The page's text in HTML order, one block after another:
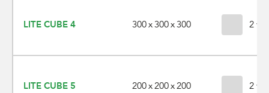
LITE CUBE 4 300 x 300 x 300 2
LITE CUBE 5 200 x 200 x 200 2